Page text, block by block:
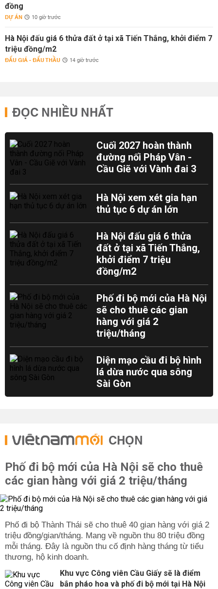
đồng
DỰ ÁN 10 giờ trước
Hà Nội đấu giá 6 thửa đất ở tại xã Tiến Thắng, khởi điểm 7
triệu đồng/m2
ĐẤU GIÁ - ĐẤU THẦU 14 giờ trước
ĐỌC NHIỀU NHẤT
Cuối 2027 hoàn thành
đường nối Pháp Vân -
Cầu Giẽ với Vành đai 3
Hà Nội xem xét gia hạn
thủ tục 6 dự án lớn
Hà Nội đấu giá 6 thửa
đất ở tại xã Tiến Thắng,
khởi điểm 7 triệu
đồng/m2
Phố đi bộ mới của Hà Nội
sẽ cho thuê các gian
hàng với giá 2
triệu/tháng
Diện mạo cầu đi bộ hình
lá dừa nước qua sông
Sài Gòn
CHỌN
Phố đi bộ mới của Hà Nội sẽ cho thuê
các gian hàng với giá 2 triệu/tháng
Phố đi bộ Thành Thái sẽ cho thuê 40 gian hàng với giá 2
triệu đồng/gian/tháng. Mang về nguồn thu 80 triệu đồng
mỗi tháng. Đây là nguồn thu cố định hàng tháng từ tiểu
thương, hộ kinh doanh.
Khu vực Công viên Cầu Giấy sẽ là điểm
bắn pháo hoa và phố đi bộ mới tại Hà Nội